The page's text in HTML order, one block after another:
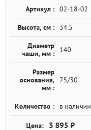
Артикул : 02-18-02
Высота, см : 34.5
Диаметр
чаши, мм :
140
Размер
основания,
мм :
75/30
Количество : в наличии
3 895 ₽